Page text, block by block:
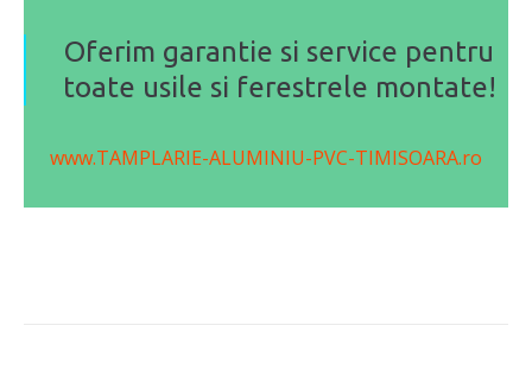
Oferim garantie si service pentru
toate usile si ferestrele montate!
www.TAMPLARIE-ALUMINIU-PVC-TIMISOARA.ro